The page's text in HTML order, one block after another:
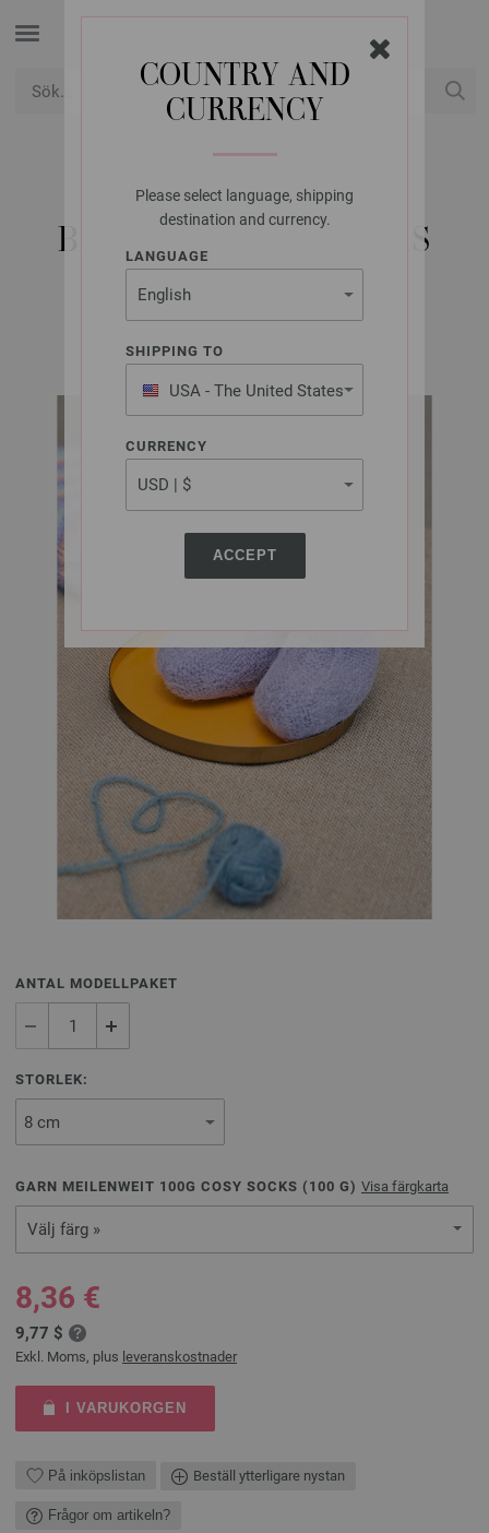
COUNTRY AND
CURRENCY
Please select language, shipping
destination and currency.
LANGUAGE
SHIPPING TO
USA - The United States
of America
CURRENCY
ACCEPT
LANA GROSSA
BABYSKO COSY SOCKS
Cosy Socks & More Booklet | Modell 11
ANTAL MODELLPAKET
STORLEK:
GARN MEILENWEIT 100G COSY SOCKS ( 100 G) Visa färgkarta
Välj färg »
8,36 €
9,77 $
Exkl. Moms, plus leveranskostnader
I VARUKORGEN
På inköpslistan Beställ ytterligare nystan
Frågor om artikeln?